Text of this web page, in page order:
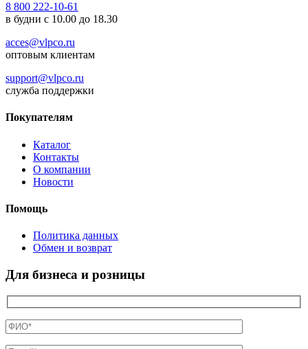
8 800 222-10-61
в будни с 10.00 до 18.30
acces@vlpco.ru
оптовым клиентам
support@vlpco.ru
служба поддержки
Покупателям
Каталог
Контакты
О компании
Новости
Помощь
Политика данных
Обмен и возврат
Для бизнеса и розницы